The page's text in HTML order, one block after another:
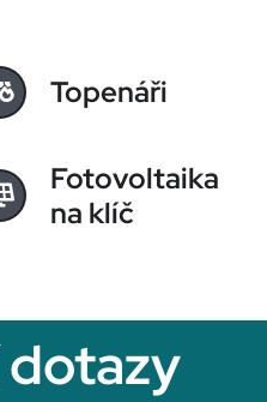
Topenáři
Fotovoltaika
na klíč
dotazy